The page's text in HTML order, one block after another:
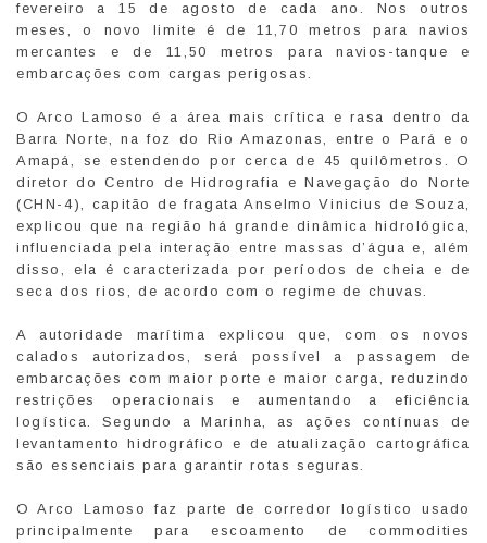
fevereiro a 15 de agosto de cada ano. Nos outros
meses, o novo limite é de 11,70 metros para navios
mercantes e de 11,50 metros para navios-tanque e
embarcações com cargas perigosas.
O Arco Lamoso é a área mais crítica e rasa dentro da
Barra Norte, na foz do Rio Amazonas, entre o Pará e o
Amapá, se estendendo por cerca de 45 quilômetros. O
diretor do Centro de Hidrografia e Navegação do Norte
(CHN-4), capitão de fragata Anselmo Vinicius de Souza,
explicou que na região há grande dinâmica hidrológica,
influenciada pela interação entre massas d’água e, além
disso, ela é caracterizada por períodos de cheia e de
seca dos rios, de acordo com o regime de chuvas.
A autoridade marítima explicou que, com os novos
calados autorizados, será possível a passagem de
embarcações com maior porte e maior carga, reduzindo
restrições operacionais e aumentando a eficiência
logística. Segundo a Marinha, as ações contínuas de
levantamento hidrográfico e de atualização cartográfica
são essenciais para garantir rotas seguras.
O Arco Lamoso faz parte de corredor logístico usado
principalmente para escoamento de commodities